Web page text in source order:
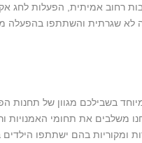
רחוב אמיתית, הפעלות לחג
לא שגרתית והשתתפו בהפעלה
בשבילכם מגוון של תחנות
משלבים את תחומי האמנויות
ומקוריות בהם ישתתפו הילדים